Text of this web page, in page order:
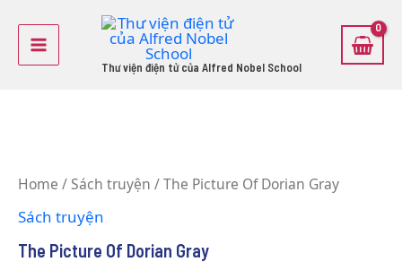
content
Main
Menu
Thư viện điện tử của Alfred Nobel School
Home /Sách truyện / The Picture Of Dorian Gray
Sách truyện
The Picture Of Dorian Gray
Of
Gray
quantity